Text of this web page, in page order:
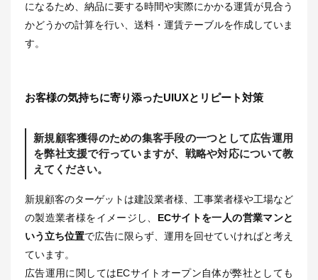
になるため、納品に要する時間や実際にかかる運賃が見合う
かどうかの計算を行い、送料・運賃テーブルを作成していま
す。
お客様の気持ちに寄り添ったUIUXとリピート対策
新規顧客獲得のための集客手段の一つとして広告運用
を弊社支援で行っていますが、戦略や対応について教
えてください。
新規顧客のターゲットは建設業者様、工事業者様や工場など
の製造業者様をイメージし、 ECサイトを一人の営業マンと
いう立ち位置で広告に限らず、運用を回せていければと考え
ています。
広告運用に関してはECサイトオープン自体が弊社としても